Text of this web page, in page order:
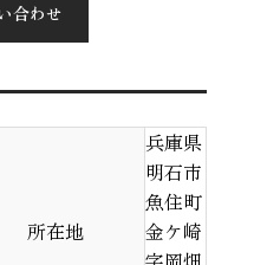
合わせ
所在地
兵庫県
明石市
魚住町
金ケ崎